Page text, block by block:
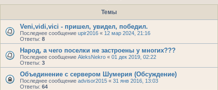
Темы
Veni,vidi,vici - пришел, увидел, победил.
Последнее сообщение upir2016 « 12 мар 2024, 21:16
Ответы: 8
Народ, а чего поселки не застроены у многих???
Последнее сообщение AleksNekro « 01 дек 2019, 02:22
Ответы: 3
Объединение с сервером Шумерия (Обсуждение)
Последнее сообщение advisor2015 « 31 янв 2016, 13:03
Ответы: 64